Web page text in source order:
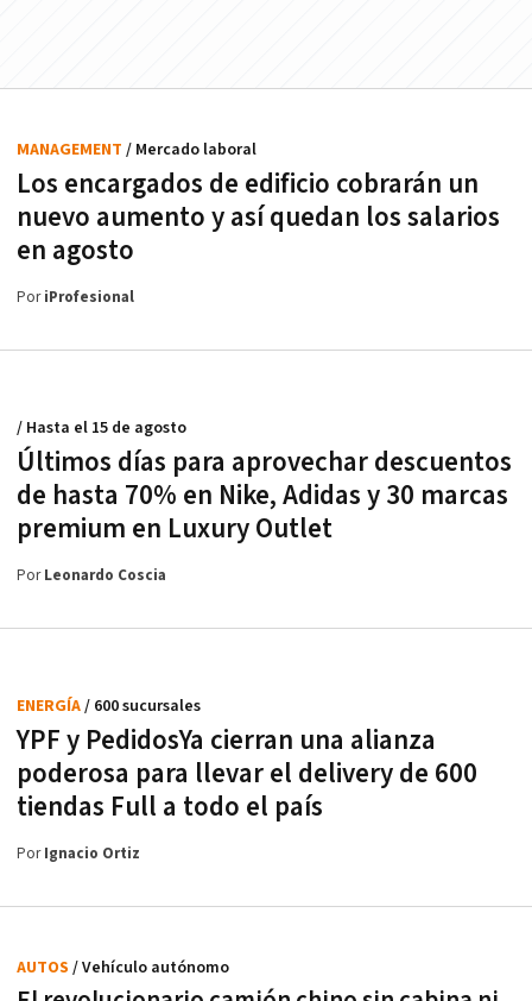
Los encargados de edificio cobrarán un
nuevo aumento y así quedan los salarios
en agosto
MANAGEMENT / Mercado laboral
PoriProfesional
Últimos días para aprovechar descuentos
de hasta 70% en Nike, Adidas y 30 marcas
premium en Luxury Outlet
/ Hasta el 15 de agosto
PorLeonardo Coscia
YPF y PedidosYa cierran una alianza
poderosa para llevar el delivery de 600
tiendas Full a todo el país
ENERGÍA/ 600 sucursales
PorIgnacio Ortiz
AUTOS / Vehículo autónomo